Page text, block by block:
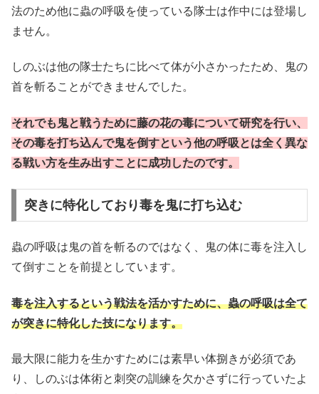
法のため他に蟲の呼吸を使っている隊士は作中には登場し
ません。
しのぶは他の隊士たちに比べて体が小さかったため、鬼の
首を斬ることができませんでした。
それでも鬼と戦うために藤の花の毒について研究を行い、
その毒を打ち込んで鬼を倒すという他の呼吸とは全く異な
る戦い方を生み出すことに成功したのです。
突きに特化しており毒を鬼に打ち込む
蟲の呼吸は鬼の首を斬るのではなく、鬼の体に毒を注入し
て倒すことを前提としています。
毒を注入するという戦法を活かすために、蟲の呼吸は全て
が突きに特化した技になります。
最大限に能力を生かすためには素早い体捌きが必須であ
り、しのぶは体術と刺突の訓練を欠かさずに行っていたよ